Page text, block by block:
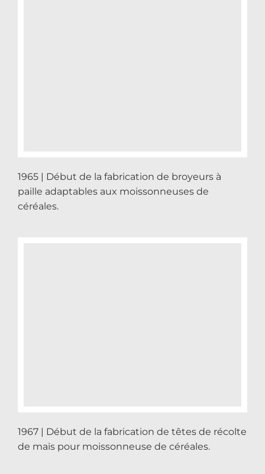
1965 | Début de la fabrication de broyeurs à
paille adaptables aux moissonneuses de
céréales.
1967 | Début de la fabrication de têtes de récolte
de maïs pour moissonneuse de céréales.